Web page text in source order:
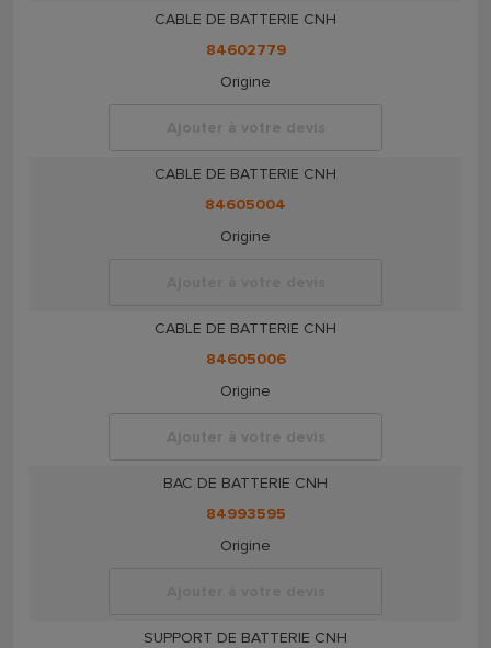
CABLE DE BATTERIE CNH
84602779
Origine
Ajouter à votre devis
CABLE DE BATTERIE CNH
84605004
Origine
CABLE DE BATTERIE CNH
84605006
Origine
Ajouter à votre devis
BAC DE BATTERIE CNH
84993595
Origine
SUPPORT DE BATTERIE CNH